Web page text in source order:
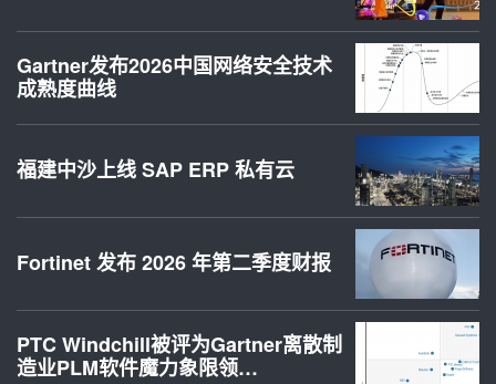
Gartner发布2026中国网络安全技术
成熟度曲线
福建中沙上线 SAP ERP 私有云
Fortinet 发布 2026 年第二季度财报
PTC Windchill被评为Gartner离散制
造业PLM软件魔力象限领…